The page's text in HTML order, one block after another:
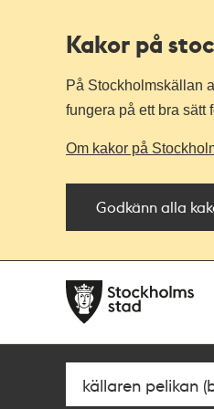
Kakor på
På Stockholmskällan
fungera på ett bra sätt
Om kakor på
Godkänn alla
navigationen
huvudinnehållet
Sök